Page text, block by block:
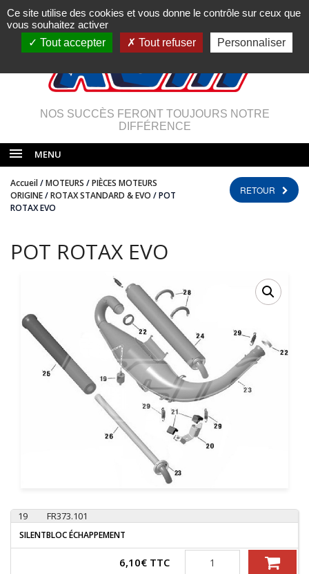
NOS SUCCÈS FERONT TOUJOURS NOTRE
DIFFÉRENCE
MENU
Accueil/MOTEURS /PIÈCES MOTEURS
ORIGINE/ROTAX STANDARD & EVO / POT
ROTAX EVO
RETOUR
POT ROTAX EVO
19 FR373.101
SILENTBLOC ÉCHAPPEMENT
6,10€ TTC Quantité
Ce site utilise des cookies et vous donne le contrôle sur ceux que
vous souhaitez activer
Tout accepter
Tout refuser Personnaliser